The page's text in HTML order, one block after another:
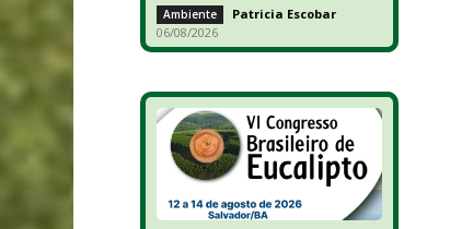
Ambiente Patricia Escobar -
06/08/2026